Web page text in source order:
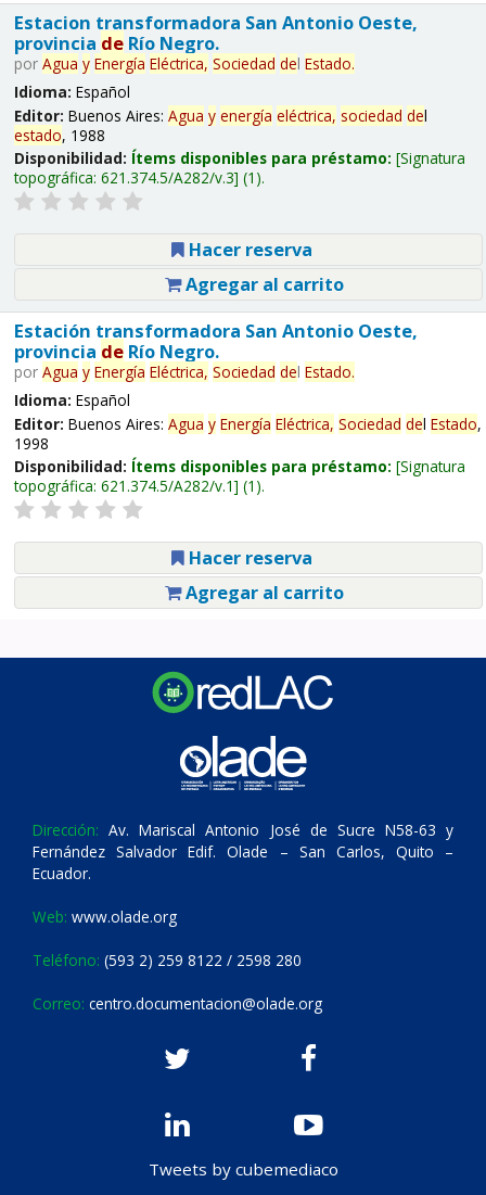
Estacion transformadora San Antonio Oeste,
provincia deRío Negro.
por Agua y Energía Eléctrica, Sociedad del Estado.
Idioma: Español
Editor: Buenos Aires: Agua y energía eléctrica, sociedad del
estado, 1988
Disponibilidad: Ítems disponibles para préstamo: Signatura
topográfica: 621.374.5/A282/v.3 (1).
Hacer reserva
Agregar al carrito
Estación transformadora San Antonio Oeste,
provincia deRío Negro.
por Agua y Energía Eléctrica, Sociedad del Estado.
Idioma: Español
Editor: Buenos Aires: Agua y Energía Eléctrica, Sociedad del Estado,
1998
Disponibilidad: Ítems disponibles para préstamo: Signatura
topográfica: 621.374.5/A282/v.1 (1).
Hacer reserva
Agregar al carrito
Dirección: Av. Mariscal Antonio José de Sucre N58-63 y
Fernández Salvador Edif. Olade – San Carlos, Quito –
Ecuador.
Web: www.olade.org
Teléfono: (593 2) 259 8122 / 2598 280
Correo: centro.documentacion@olade.org
Tweets by cubemediaco